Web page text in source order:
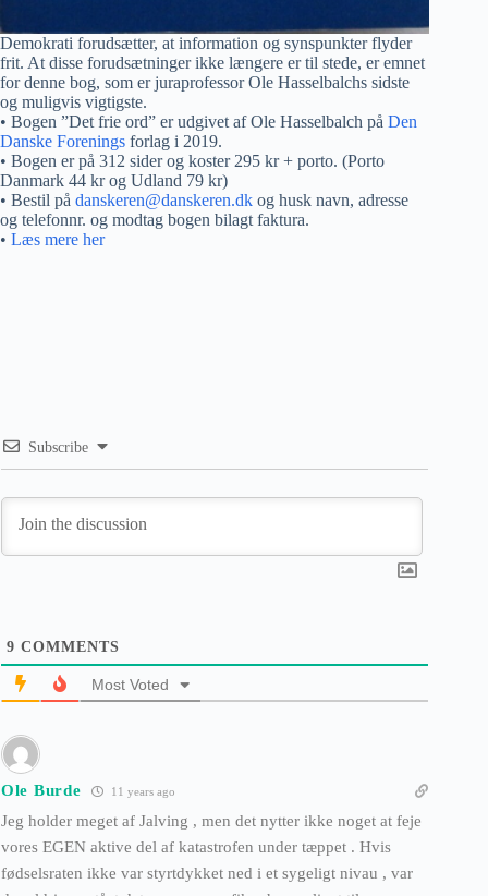
Demokrati forudsætter, at information og synspunkter flyder
frit. At disse forudsætninger ikke længere er til stede, er emnet
for denne bog, som er juraprofessor Ole Hasselbalchs sidste
og muligvis vigtigste.
• Bogen ”Det frie ord” er udgivet af Ole Hasselbalch på Den
Danske Forenings forlag i 2019.
• Bogen er på 312 sider og koster 295 kr + porto. (Porto
Danmark 44 kr og Udland 79 kr)
• Bestil på danskeren@danskeren.dk og husk navn, adresse
og telefonnr. og modtag bogen bilagt faktura.
• Læs mere her
Subscribe
9 COMMENTS
Most Voted
Ole Burde 11 years ago
Jeg holder meget af Jalving , men det nytter ikke noget at feje
vores EGEN aktive del af katastrofen under tæppet . Hvis
fødselsraten ikke var styrtdykket ned i et sygeligt nivau , var